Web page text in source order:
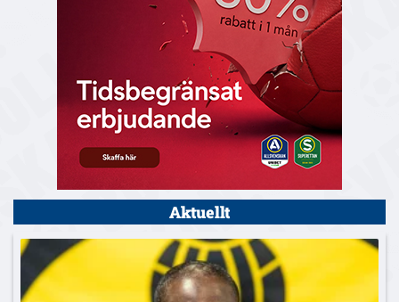
Aktuellt